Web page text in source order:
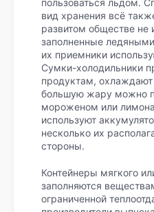
вид хранения всё
развитом обществе
заполненные
их приемники
Сумки-холодильники
продуктам,
большую жару можно
мороженом или
используют
несколько их
стороны.
Контейнеры мягкого
заполняются
ограниченной